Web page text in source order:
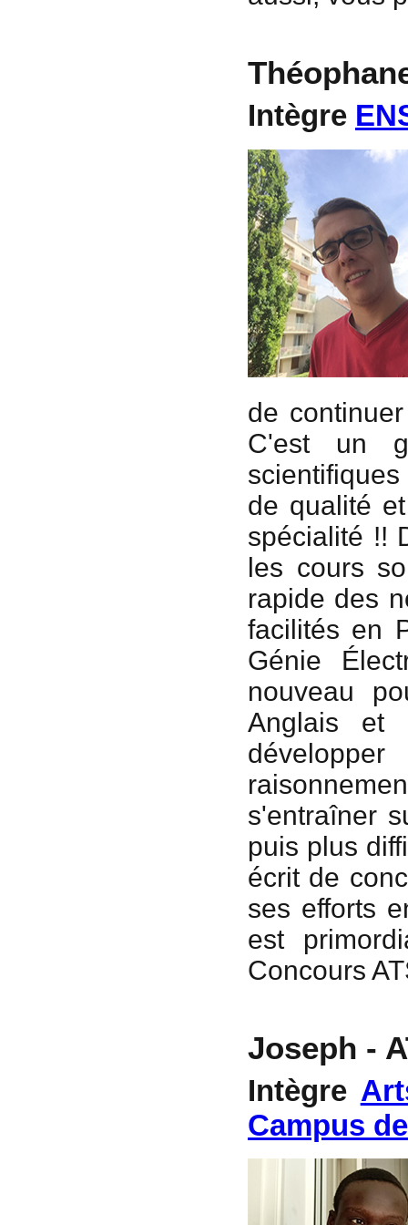
Intègre
de
C'est un
de qualité
spécialité !!
les cours
rapide des
facilités en
Génie
nouveau
Anglais et
s'entraîner
puis plus
écrit de
ses efforts
est
Concours
Joseph -
Intègre
Campus